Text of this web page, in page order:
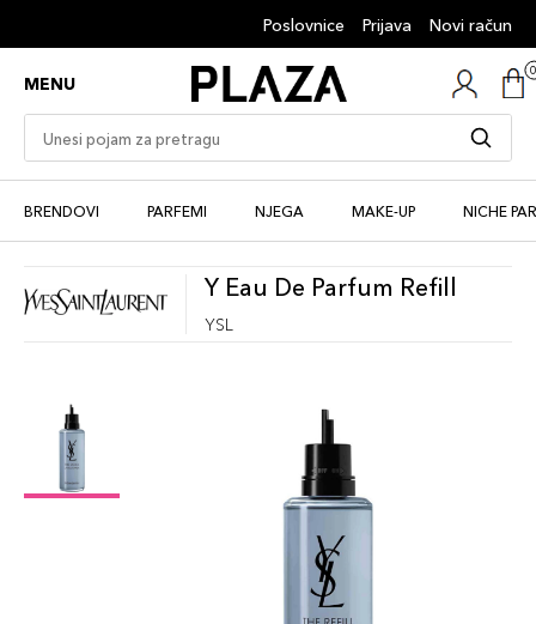
Poslovnice Prijava Novi račun
MENU
BRENDOVI PARFEMI NJEGA MAKE-UP NICHE
Y Eau De Parfum Refill
YSL